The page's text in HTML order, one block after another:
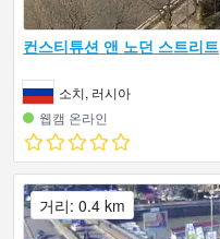
컨스티튜션 앤 노던 스트리트
소치, 러시아
웹캠 온라인
거리: 0.4 km